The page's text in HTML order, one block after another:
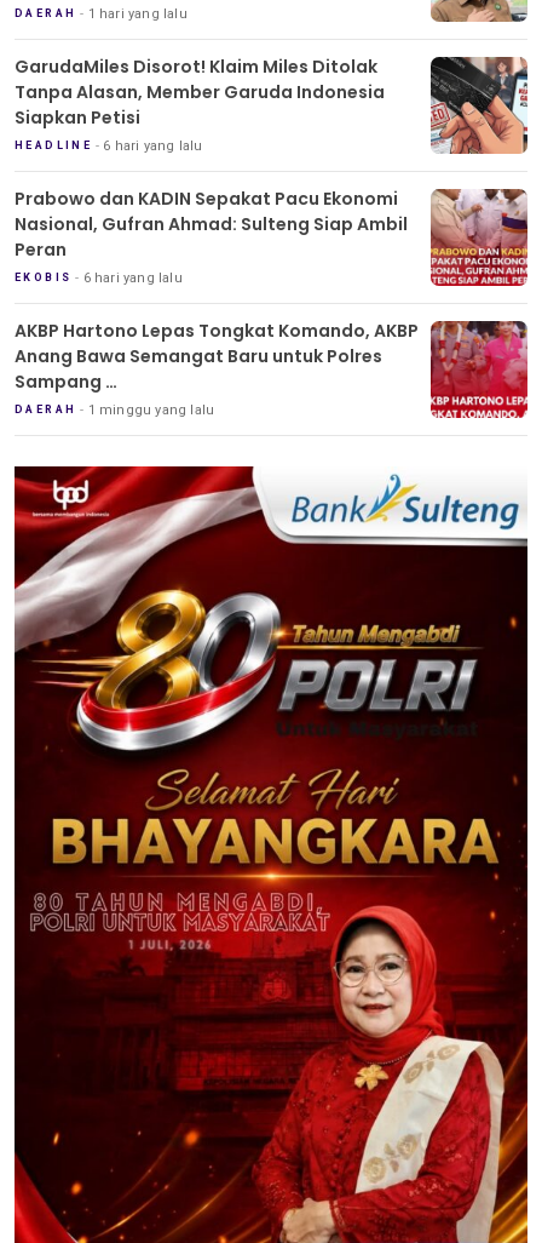
DAERAH 1 hari yang lalu
GarudaMiles Disorot! Klaim Miles Ditolak
Tanpa Alasan, Member Garuda Indonesia
Siapkan Petisi
HEADLINE 6 hari yang lalu
Prabowo dan KADIN Sepakat Pacu Ekonomi
Nasional, Gufran Ahmad: Sulteng Siap Ambil
Peran
EKOBIS 6 hari yang lalu
AKBP Hartono Lepas Tongkat Komando, AKBP
Anang Bawa Semangat Baru untuk Polres
Sampang
Tradisi Pedang Pora Iringi Sertijab Kapolres
Sampang
DAERAH 1 minggu yang lalu